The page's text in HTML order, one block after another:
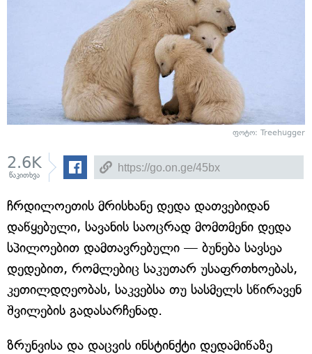
ფოტო: Treehugger
2.6K
წაკითხვა
ჩრდილოეთის მრისხანე დედა დათვებიდან
დაწყებული, სავანის საოცრად მომთმენი დედა
სპილოებით დამთავრებული — ბუნება სავსეა
დედებით, რომლებიც საკუთარ უსაფრთხოებას,
კეთილდღეობას, საკვებსა თუ სასმელს სწირავენ
შვილების გადასარჩენად.
ზრუნვისა და დაცვის ინსტინქტი დედამიწაზე